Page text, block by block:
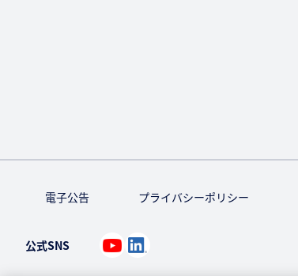
電子公告 プライバシーポリシー
公式SNS